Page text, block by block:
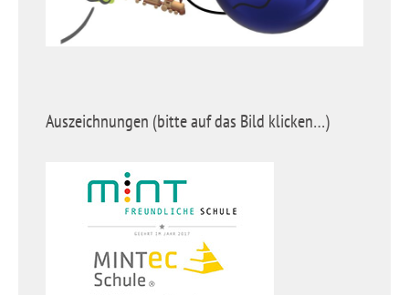
Auszeichnungen (bitte auf das Bild klicken…)